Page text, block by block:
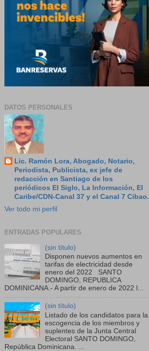
DATOS PERSONALES
Lic. Ramón Lora, Abogado, Notario,
Periodista, Publicista, ex jefe de
redacción en Santiago de los
periódicos El Siglo, La Información, El
Caribe/CDN-Canal 37 y el Canal 7 Cibao.
Ver todo mi perfil
ENTRADAS POPULARES
(sin título)
Disponen nuevos aumentos en
tarifas de electricidad desde
enero del 2022 SANTO
DOMINGO, REPUBLICA
DOMINICANA.- A partir de enero de 2022 l...
(sin título)
Listado de los candidatos para la
escogencia de los miembros y
suplentes de la Junta Central
Electoral SANTO DOMINGO,
República Dominicana. ...